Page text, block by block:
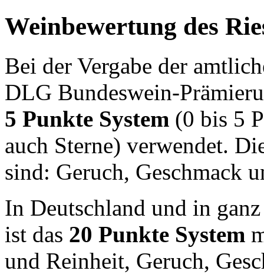
Weinbewertung des
Bei der Vergabe der
DLG Bundeswein-
5 Punkte System (0 bis 5
auch Sterne) verwendet.
sind: Geruch, Geschmack
In Deutschland und in
ist das 20 Punkte System
und Reinheit, Geruch,